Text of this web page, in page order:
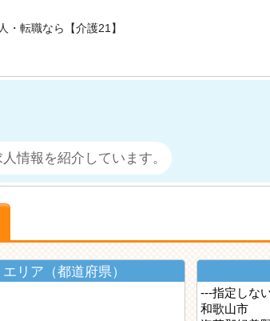
・転職なら【介護21】
情報を紹介しています。
エリア（都道府県）